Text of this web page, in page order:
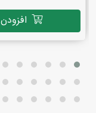
افزودن